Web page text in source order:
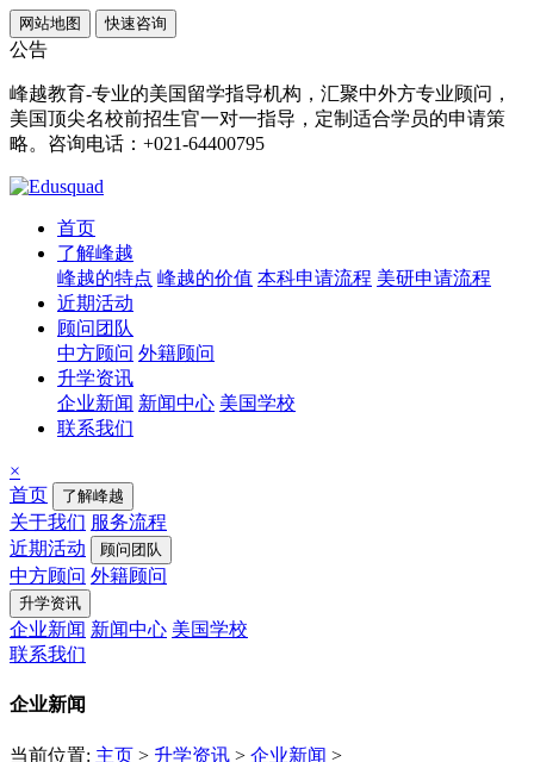
网站地图 快速咨询
公告
峰越教育-专业的美国留学指导机构，汇聚中外方专业顾问，
美国顶尖名校前招生官一对一指导，定制适合学员的申请策
略。咨询电话：+021-64400795
首页
了解峰越
峰越的特点 峰越的价值 本科申请流程 美研申请流程
近期活动
顾问团队
中方顾问 外籍顾问
升学资讯
企业新闻 新闻中心 美国学校
联系我们
×
首页
了解峰越
关于我们 服务流程
近期活动
顾问团队
中方顾问 外籍顾问
升学资讯
企业新闻 新闻中心 美国学校
联系我们
企业新闻
当前位置: 主页 > 升学资讯 > 企业新闻 >